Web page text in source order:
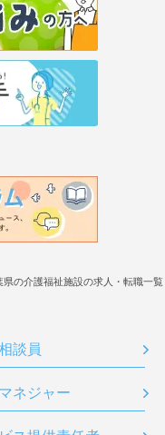
県の介護福祉施設の求人・転職一覧
談員
ネジャー